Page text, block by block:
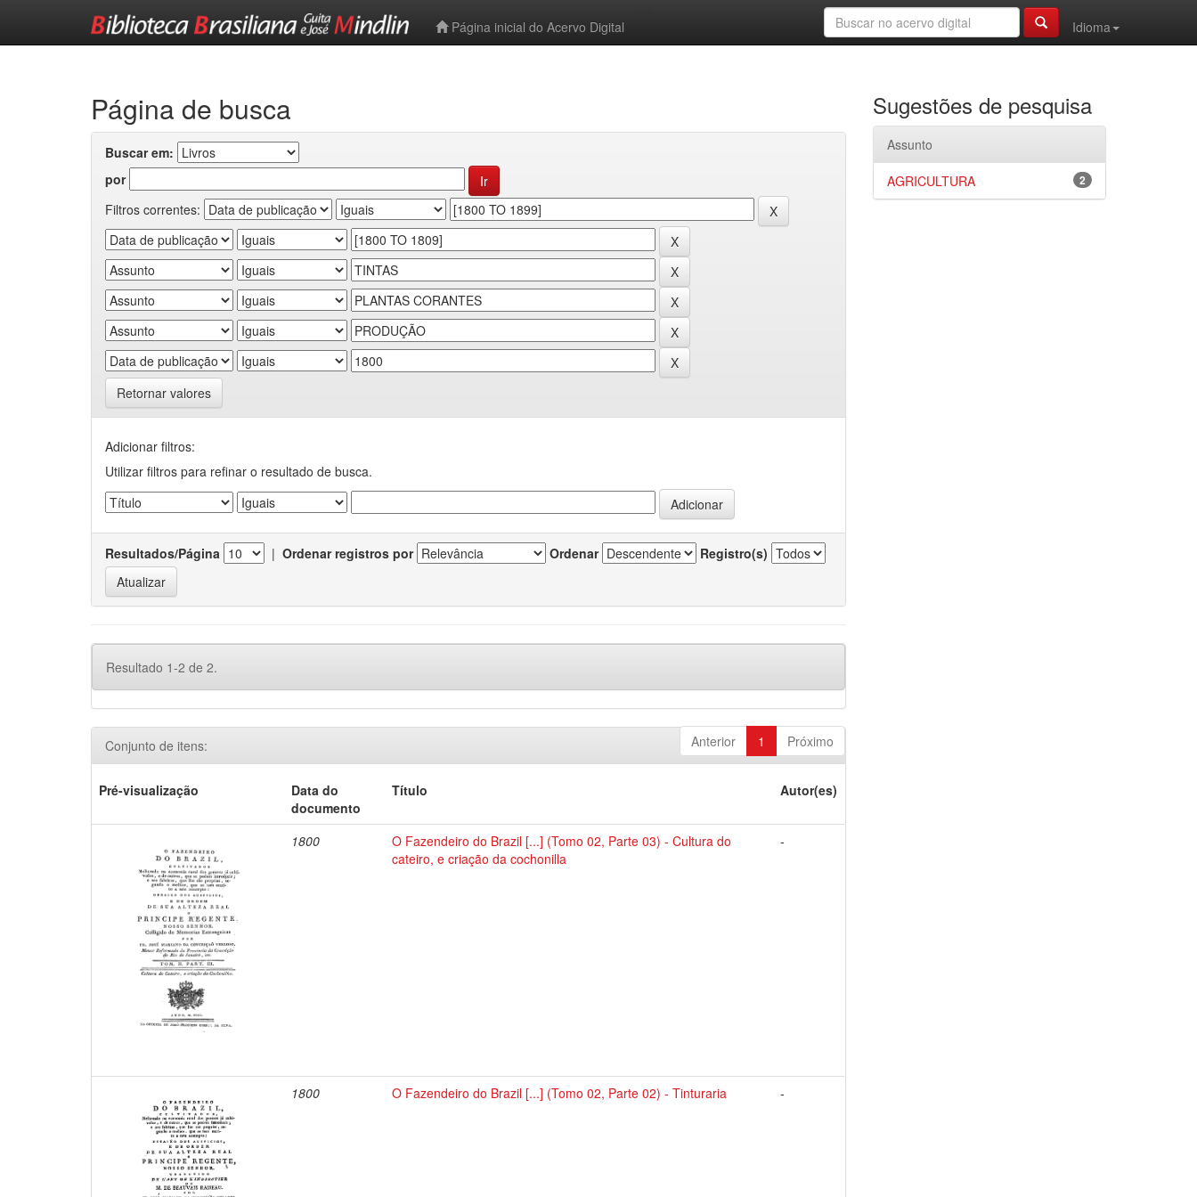
Página inicial do Acervo Digital
Idioma
Página de busca
Buscar em:
por
Filtros correntes:
Retornar valores
Adicionar filtros:
Utilizar filtros para refinar o resultado de busca.
Resultados/Página | Ordenar registros por Ordenar Registro(s)
Resultado 1-2 de 2.
Anterior 1 Próximo
Conjunto de itens:
Pré-visualização
Data do
documento
Título Autor(es)
1800
O Fazendeiro do Brazil [...] (Tomo 02, Parte 03) - Cultura do
cateiro, e criação da cochonilla
-
1800 O Fazendeiro do Brazil [...] (Tomo 02, Parte 02) - Tinturaria -
Sugestões de pesquisa
Assunto
2
AGRICULTURA